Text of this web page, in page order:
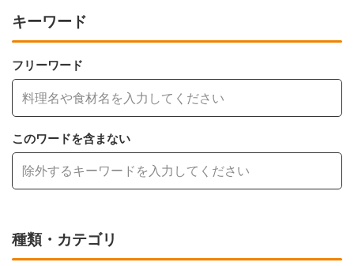
キーワード
フリーワード
このワードを含まない
種類・カテゴリ